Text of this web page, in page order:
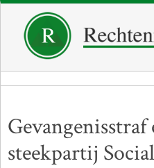
steekpartij